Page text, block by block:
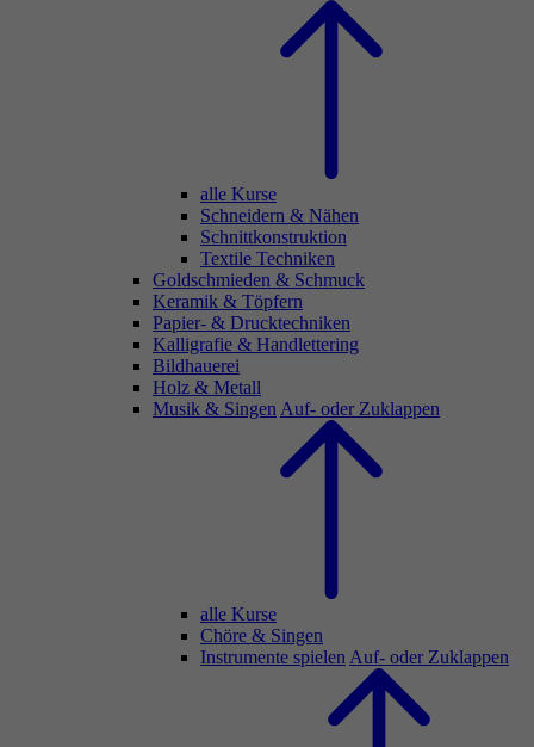
alle Kurse
Schneidern & Nähen
Schnittkonstruktion
Textile Techniken
Goldschmieden & Schmuck
Keramik & Töpfern
Papier- & Drucktechniken
Kalligrafie & Handlettering
Bildhauerei
Holz & Metall
Musik & Singen Auf- oder Zuklappen
alle Kurse
Chöre & Singen
Instrumente spielen Auf- oder Zuklappen